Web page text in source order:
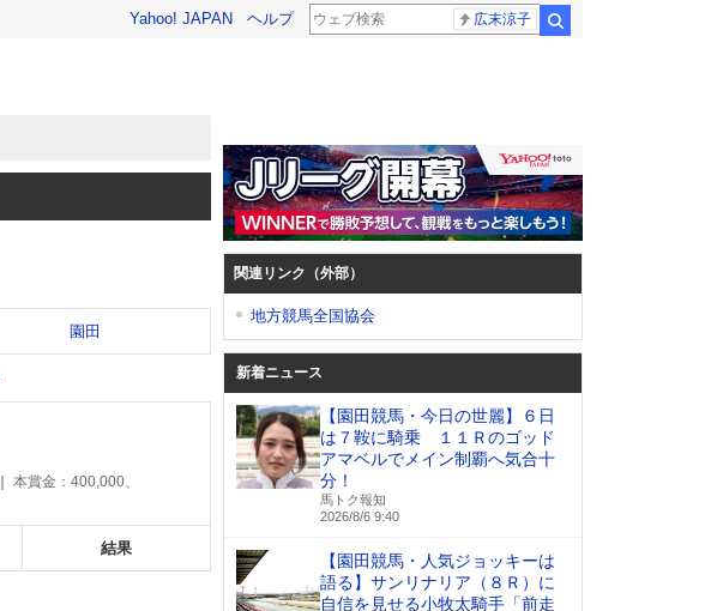
Yahoo! JAPAN ヘルプ 広末涼子
園田
本賞金：400,000、
結果
関連リンク（外部）
地方競馬全国協会
新着ニュース
【園田競馬・今日の世麗】６日
は７鞍に騎乗 １１Ｒのゴッド
アマベルでメイン制覇へ気合十
分！
馬トク報知
2026/8/6 9:40
【園田競馬・人気ジョッキーは
語る】サンリナリア（８Ｒ）に
自信を見せる小牧太騎手「前走